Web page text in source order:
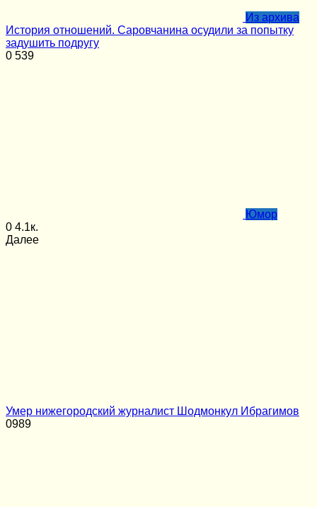
Из архива
История отношений. Саровчанина осудили за попытку
задушить подругу
0 539
Юмор
0 4.1к.
Далее
Умер нижегородский журналист Шодмонкул Ибрагимов
0989